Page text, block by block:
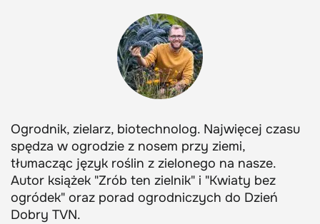
Ogrodnik, zielarz, biotechnolog. Najwięcej czasu
spędza w ogrodzie z nosem przy ziemi,
tłumacząc język roślin z zielonego na nasze.
Autor książek "Zrób ten zielnik" i "Kwiaty bez
ogródek" oraz porad ogrodniczych do Dzień
Dobry TVN.